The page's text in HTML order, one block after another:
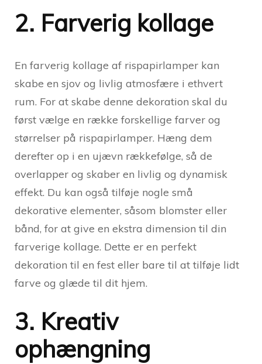
2. Farverig kollage
En farverig kollage af rispapirlamper kan
skabe en sjov og livlig atmosfære i ethvert
rum. For at skabe denne dekoration skal du
først vælge en række forskellige farver og
størrelser på rispapirlamper. Hæng dem
derefter op i en ujævn rækkefølge, så de
overlapper og skaber en livlig og dynamisk
effekt. Du kan også tilføje nogle små
dekorative elementer, såsom blomster eller
bånd, for at give en ekstra dimension til din
farverige kollage. Dette er en perfekt
dekoration til en fest eller bare til at tilføje lidt
farve og glæde til dit hjem.
3. Kreativ
ophængning